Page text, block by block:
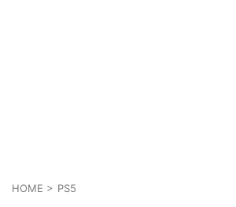
HOME > PS5